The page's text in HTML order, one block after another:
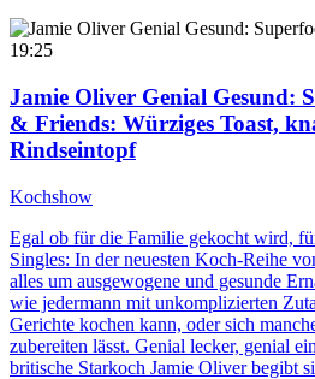
19:25
Jamie Oliver Genial Gesund:
& Friends: Würziges Toast,
Rindseintopf
Kochshow
Egal ob für die Familie gekocht wird,
Singles: In der neuesten Koch-Reihe
alles um ausgewogene und gesunde
wie jedermann mit unkomplizierten
Gerichte kochen kann, oder sich
zubereiten lässt. Genial lecker, genial
britische Starkoch Jamie Oliver begibt